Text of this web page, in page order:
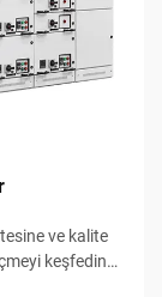
ve kalite
keşfedin.